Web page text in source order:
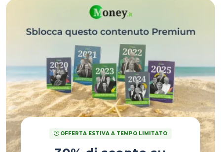
OFFERTA ESTIVA A TEMPO LIMITATO